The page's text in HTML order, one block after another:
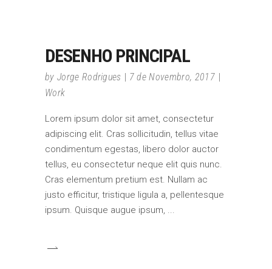
DESENHO PRINCIPAL
by Jorge Rodrigues
7 de Novembro, 2017
Work
Lorem ipsum dolor sit amet, consectetur
adipiscing elit. Cras sollicitudin, tellus vitae
condimentum egestas, libero dolor auctor
tellus, eu consectetur neque elit quis nunc.
Cras elementum pretium est. Nullam ac
justo efficitur, tristique ligula a, pellentesque
ipsum. Quisque augue ipsum,